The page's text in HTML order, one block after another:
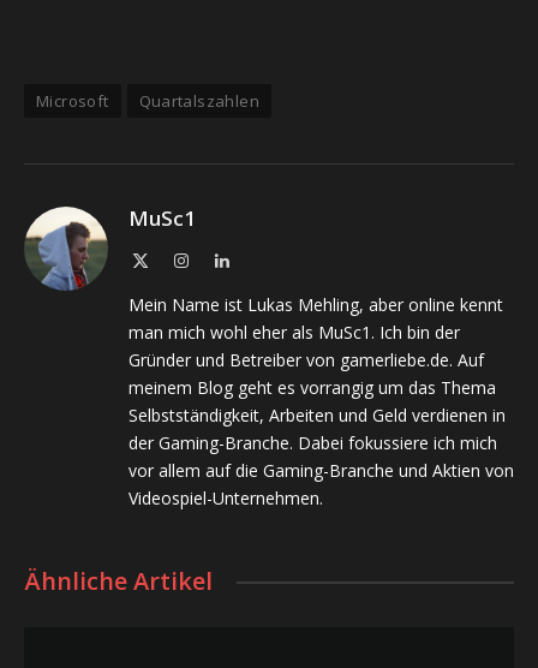
Microsoft Quartalszahlen
MuSc1
InstagramLinkedIn
Mein Name ist Lukas Mehling, aber online kennt
man mich wohl eher als MuSc1. Ich bin der
Gründer und Betreiber von gamerliebe.de. Auf
meinem Blog geht es vorrangig um das Thema
Selbstständigkeit, Arbeiten und Geld verdienen in
der Gaming-Branche. Dabei fokussiere ich mich
vor allem auf die Gaming-Branche und Aktien von
Videospiel-Unternehmen.
Ähnliche Artikel